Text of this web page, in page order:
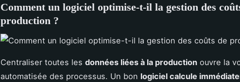
Comment un logiciel optimise-t-il la gestion des
production ?
Centraliser toutes les données liées à la production ouvre la
automatisée des processus. Un bon logiciel calcule